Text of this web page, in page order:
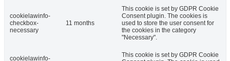
cookielawinfo-
checkbox-
necessary
11 months
This cookie is set by GDPR Cookie
Consent plugin. The cookies is
used to store the user consent for
the cookies in the category
"Necessary".
cookielawinfo-
This cookie is set by GDPR Cookie